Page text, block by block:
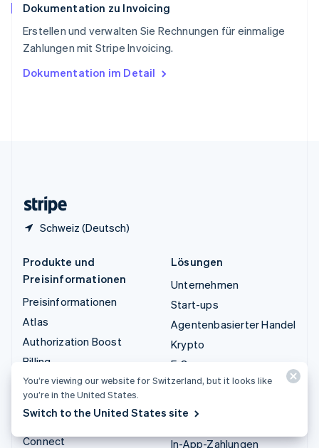
Dokumentation zu Invoicing
Erstellen und verwalten Sie Rechnungen für einmalige
Zahlungen mit Stripe Invoicing.
Dokumentation im Detail
Schweiz (Deutsch)
Thailand
Tschechische Republik
English
English
Produkte und
Preisinformationen
Preisinformationen
Atlas
Authorization Boost
Billing
Capital
Checkout
Climate
Connect
Lösungen
Unternehmen
Start-ups
Agentenbasierter Handel
Krypto
E-Commerce
Embedded Finance
In-App-Zahlungen
You’re viewing our website for Switzerland, but it looks like
you’re in the United States.
Switch to the United States site